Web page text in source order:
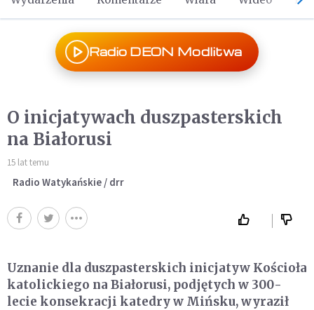
Radio DEON Modlitwa
O inicjatywach duszpasterskich
na Białorusi
15 lat temu
Radio Watykańskie / drr
Uznanie dla duszpasterskich inicjatyw Kościoła
katolickiego na Białorusi, podjętych w 300-
lecie konsekracji katedry w Mińsku, wyraził